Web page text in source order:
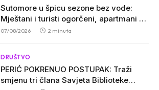
Sutomore u špicu sezone bez vode:
Mještani i turisti ogorčeni, apartmani se
prazne zbog višesatnih restrikcija
07/08/2026 2 minuta
DRUŠTVO
PERIĆ POKRENUO POSTUPAK: Traži
smjenu tri člana Savjeta Biblioteke